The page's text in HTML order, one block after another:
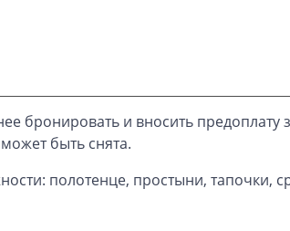
бронировать и вносить
быть снята.
полотенце, простыни, тапочки,